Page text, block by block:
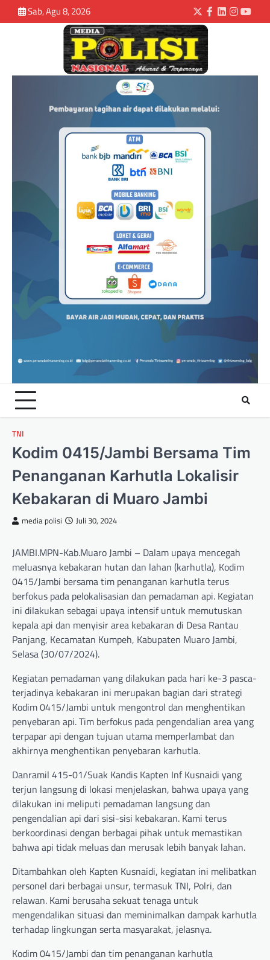
Sab, Agu 8, 2026
TNI
Kodim 0415/Jambi Bersama Tim
Penanganan Karhutla Lokalisir
Kebakaran di Muaro Jambi
media polisi Juli 30, 2024
JAMBI.MPN-Kab.Muaro Jambi – Dalam upaya mencegah
meluasnya kebakaran hutan dan lahan (karhutla), Kodim
0415/Jambi bersama tim penanganan karhutla terus
berfokus pada pelokalisasian dan pemadaman api. Kegiatan
ini dilakukan sebagai upaya intensif untuk memutuskan
kepala api dan menyisir area kebakaran di Desa Rantau
Panjang, Kecamatan Kumpeh, Kabupaten Muaro Jambi,
Selasa (30/07/2024).
Kegiatan pemadaman yang dilakukan pada hari ke-3 pasca-
terjadinya kebakaran ini merupakan bagian dari strategi
Kodim 0415/Jambi untuk mengontrol dan menghentikan
penyebaran api. Tim berfokus pada pengendalian area yang
terpapar api dengan tujuan utama memperlambat dan
akhirnya menghentikan penyebaran karhutla.
Danramil 415-01/Suak Kandis Kapten Inf Kusnaidi yang
terjun langsung di lokasi menjelaskan, bahwa upaya yang
dilakukan ini meliputi pemadaman langsung dan
pengendalian api dari sisi-sisi kebakaran. Kami terus
berkoordinasi dengan berbagai pihak untuk memastikan
bahwa api tidak meluas dan merusak lebih banyak lahan.
Ditambahkan oleh Kapten Kusnaidi, kegiatan ini melibatkan
personel dari berbagai unsur, termasuk TNI, Polri, dan
relawan. Kami berusaha sekuat tenaga untuk
mengendalikan situasi dan meminimalkan dampak karhutla
terhadap lingkungan serta masyarakat, jelasnya.
Kodim 0415/Jambi dan tim penanganan karhutla